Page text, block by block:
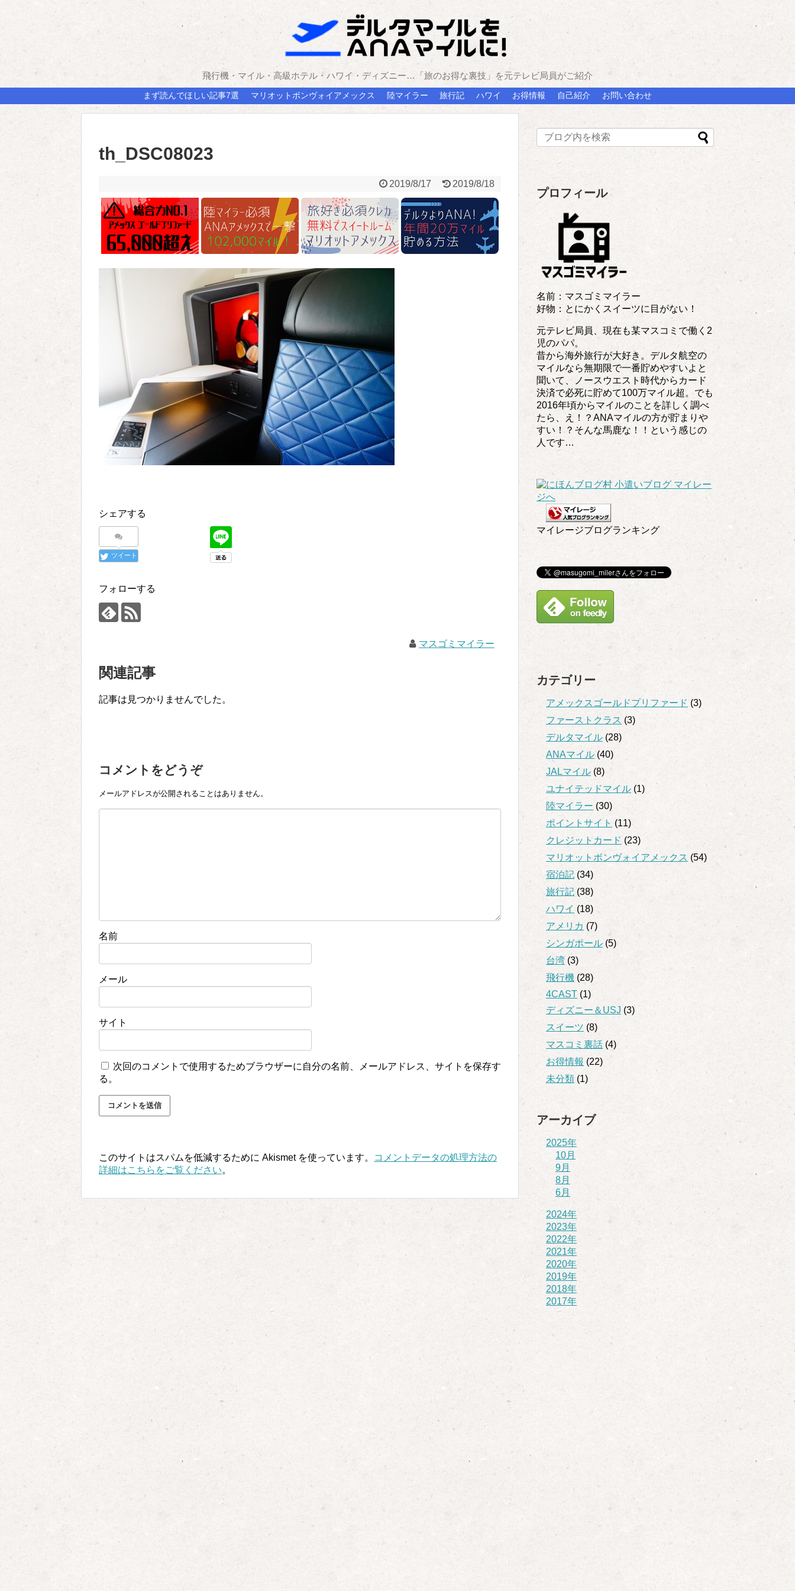
飛行機・マイル・高級ホテル・ハワイ・ディズニー…「旅のお得な裏技」を元テレビ局員がご紹介
まず読んでほしい記事7選 マリオットボンヴォイアメックス 陸マイラー 旅行記 ハワイ お得情報 自己紹介 お問い合わせ
th_DSC08023
2019/8/17 2019/8/18
シェアする
ツイート
フォローする
マスゴミマイラー
関連記事
記事は見つかりませんでした。
コメントをどうぞ
メールアドレスが公開されることはありません。
名前
メール
サイト
次回のコメントで使用するためブラウザーに自分の名前、メールアドレス、サイトを保存す
る。
このサイトはスパムを低減するために Akismet を使っています。
コメントデータの処理方法の
詳細はこちらをご覧ください。
プロフィール
名前：マスゴミマイラー
好物：とにかくスイーツに目がない！
元テレビ局員、現在も某マスコミで働く2
児のパパ。
昔から海外旅行が大好き。デルタ航空の
マイルなら無期限で一番貯めやすいよと
聞いて、ノースウエスト時代からカード
決済で必死に貯めて100万マイル超。でも
2016年頃からマイルのことを詳しく調べ
たら、え！？ANAマイルの方が貯まりや
すい！？そんな馬鹿な！！という感じの
人です…
マイレージブログランキング
カテゴリー
アメックスゴールドプリファード (3)
ファーストクラス (3)
デルタマイル (28)
ANAマイル (40)
JALマイル (8)
ユナイテッドマイル (1)
陸マイラー (30)
ポイントサイト (11)
クレジットカード (23)
マリオットボンヴォイアメックス (54)
宿泊記 (34)
旅行記 (38)
ハワイ (18)
アメリカ (7)
シンガポール (5)
台湾 (3)
飛行機 (28)
4CAST (1)
ディズニー＆USJ (3)
スイーツ (8)
マスコミ裏話 (4)
お得情報 (22)
未分類 (1)
アーカイブ
2025年
10月
9月
8月
6月
2024年
2023年
2022年
2021年
2020年
2019年
2018年
2017年